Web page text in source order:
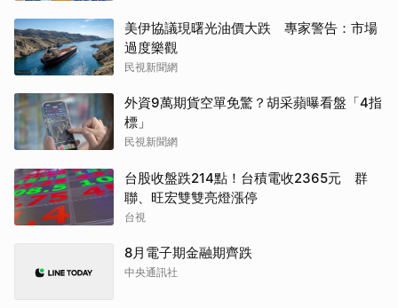
美伊協議現曙光油價大跌 專家警告：市場
過度樂觀
民視新聞網
外資9萬期貨空單免驚？胡采蘋曝看盤「4指
標」
民視新聞網
台股收盤跌214點！台積電收2365元 群
聯、旺宏雙雙亮燈漲停
台視
8月電子期金融期齊跌
中央通訊社